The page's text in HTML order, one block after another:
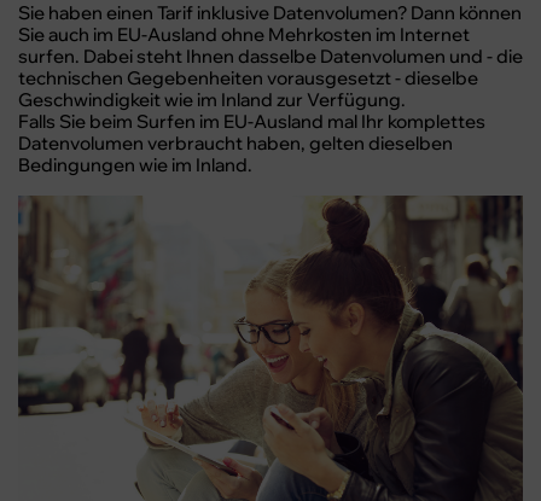
Sie haben einen Tarif inklusive Datenvolumen? Dann können
Sie auch im EU-Ausland ohne Mehrkosten im Internet
surfen. Dabei steht Ihnen dasselbe Datenvolumen und - die
technischen Gegebenheiten vorausgesetzt - dieselbe
Geschwindigkeit wie im Inland zur Verfügung.
Falls Sie beim Surfen im EU-Ausland mal Ihr komplettes
Datenvolumen verbraucht haben, gelten dieselben
Bedingungen wie im Inland.